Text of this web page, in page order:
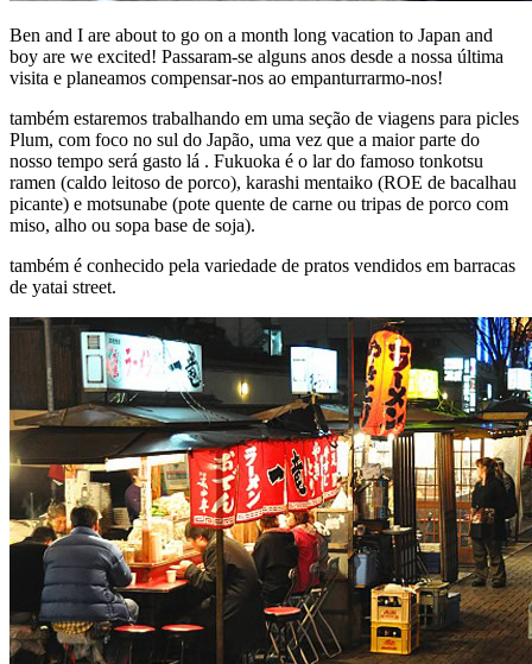
Ben and I are about to go on a month long vacation to Japan and
boy are we excited! Passaram-se alguns anos desde a nossa última
visita e planeamos compensar-nos ao empanturrarmo-nos!
também estaremos trabalhando em uma seção de viagens para picles
Plum, com foco no sul do Japão, uma vez que a maior parte do
nosso tempo será gasto lá . Fukuoka é o lar do famoso tonkotsu
ramen (caldo leitoso de porco), karashi mentaiko (ROE de bacalhau
picante) e motsunabe (pote quente de carne ou tripas de porco com
miso, alho ou sopa base de soja).
também é conhecido pela variedade de pratos vendidos em barracas
de yatai street.